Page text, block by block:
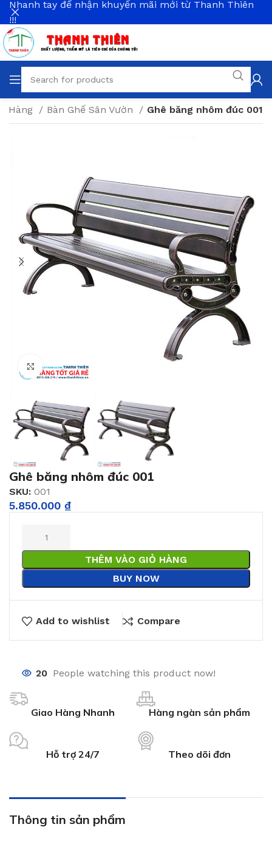
Hàng Bàn Ghế Sân Vườn Ghê băng nhôm đúc 001
Click to enlarge
Ghê băng nhôm đúc 001
SKU: 001
5.850.000 ₫
THÊM VÀO GIỎ HÀNG
BUY NOW
Add to wishlist Compare
20 People watching this product now!
Giao Hàng Nhanh Hàng ngàn sản phẩm
Hỗ trợ 24/7 Theo dõi đơn
Thông tin sản phẩm
Nhanh tay để nhận khuyến mãi mới từ Thanh Thiên
!!!